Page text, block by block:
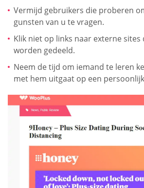
Vermijd gebruikers die proberen
gunsten van u te vragen.
Klik niet op links naar externe sites
worden gedeeld.
Neem de tijd om iemand te leren
met hem uitgaat op een